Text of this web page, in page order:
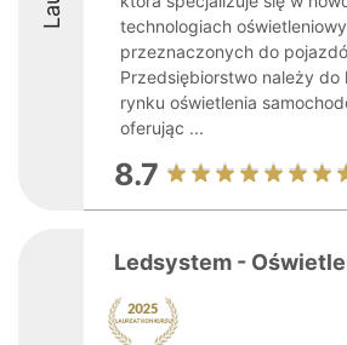
technologiach
przeznaczonych do
Przedsiębiorstwo należy do
rynku oświetlenia
oferując ...
8.7
Ledsystem -